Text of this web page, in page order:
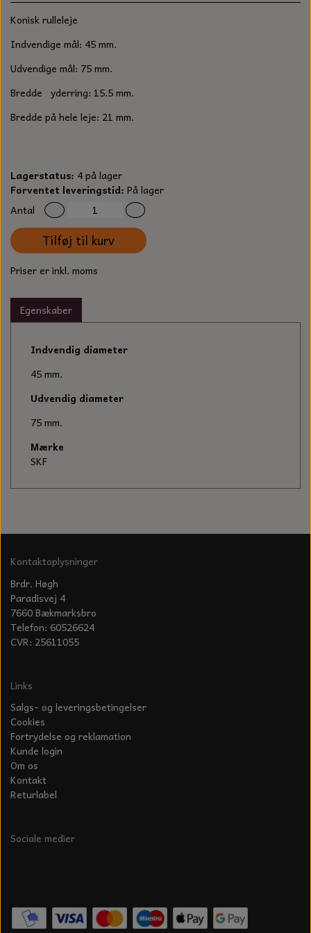
OLIE TIL SMÅMOTORER & HAVEMASKINER
TÆNDRØR
BENSINSLANGE OG FILTRE
STARTSNOR OG TILBEHØR
UNIVERSAL KABLER OG TILBEHØR
UNIVERSAL REMSKIVER OG STYRERULLER
GAVEKORT
ARBEJDSLYS
FEDTPRESSER
Konisk rulleleje
Indvendige mål: 45 mm.
Udvendige mål: 75 mm.
Bredde yderring: 15.5 mm.
Bredde på hele leje: 21 mm.
Lagerstatus: 4 på lager
Forventet leveringstid: På lager
Antal
Tilføj til kurv
Priser er inkl. moms
Egenskaber
Indvendig diameter
45 mm.
Udvendig diameter
75 mm.
Mærke
SKF
Kontaktoplysninger
Brdr. Høgh
Paradisvej 4
7660 Bækmarksbro
Telefon: 60526624
CVR: 25611055
Links
Salgs- og leveringsbetingelser
Cookies
Fortrydelse og reklamation
Kunde login
Om os
Kontakt
Returlabel
Sociale medier